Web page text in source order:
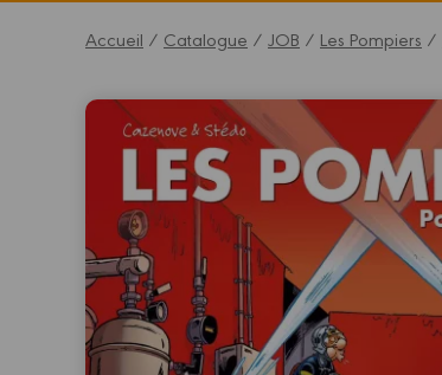
Accueil / Catalogue / JOB / Les Pompiers /